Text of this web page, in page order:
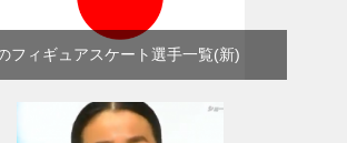
フィギュアスケート選手一覧(新)